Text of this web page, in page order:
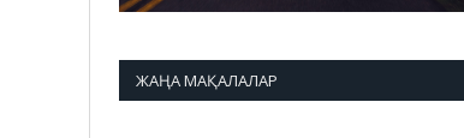
ЖАҢА МАҚАЛАЛАР